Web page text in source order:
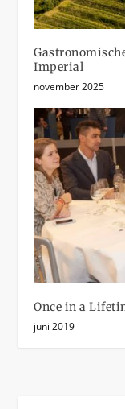
Imperial
november 2025
Once in a
juni 2019